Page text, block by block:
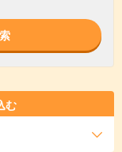
む